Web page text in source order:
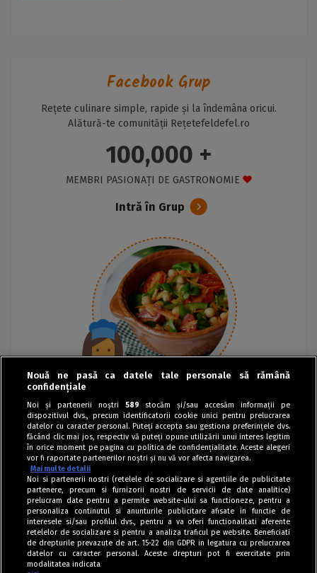
Facebook Grup
Rețete culinare simple, rapide și la îndemâna oricui.
Alătură-te comunității Rețetefeldefel.ro
100,000 +
MEMBRI PASIONAȚI DE GASTRONOMIE
Intră în Grup
Nouă ne pasă ca datele tale personale să rămână
confidențiale
Noi și partenerii noștri 589 stocăm și/sau accesăm informații pe
dispozitivul dvs., precum identificatorii cookie unici pentru prelucrarea
datelor cu caracter personal. Puteți accepta sau gestiona preferințele dvs.
făcând clic mai jos, respectiv vă puteți opune utilizării unui interes legitim
în orice moment pe pagina cu politica de confidențialitate. Aceste alegeri
vor fi raportate partenerilor noștri și nu vă vor afecta navigarea.
Mai multe detalii
Noi si partenerii nostri (retelele de socializare si agentiile de publicitate
partenere, precum si furnizorii nostri de servicii de date analitice)
prelucram date pentru a permite website-ului sa functioneze, pentru a
personaliza continutul si anunturile publicitare afisate in functie de
interesele si/sau profilul dvs., pentru a va oferi functionalitati aferente
retelelor de socializare si pentru a analiza traficul pe website. Beneficiati
de drepturile prevazute de art. 15-22 din GDPR in legatura cu prelucrarea
datelor cu caracter personal. Aceste drepturi pot fi exercitate prin
modalitatea indicata